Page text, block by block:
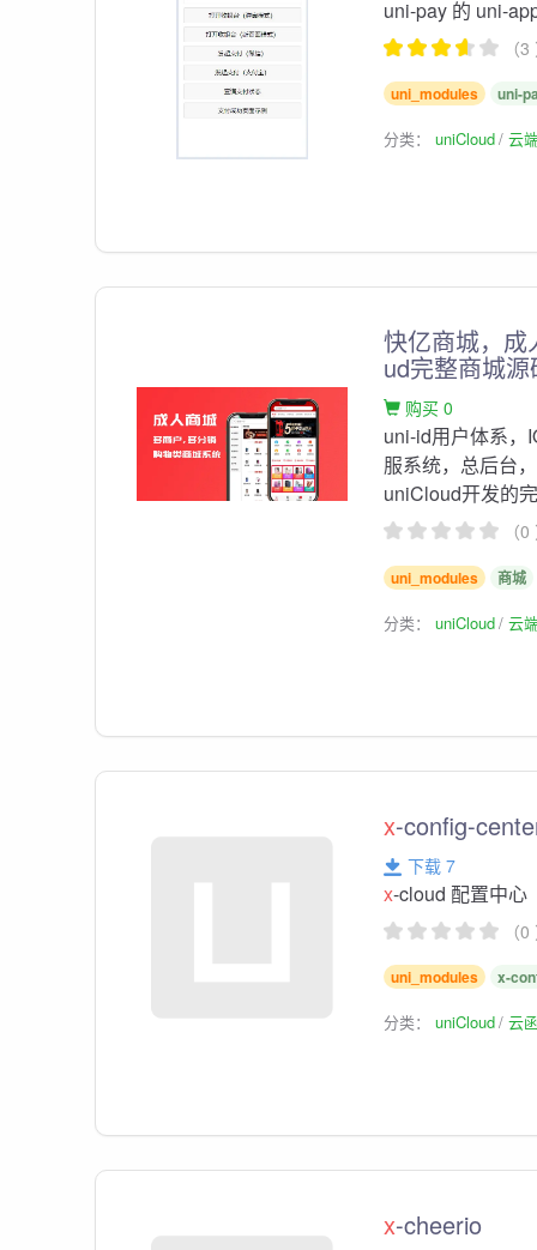
uni-pay 的 uni-
（
uni_modules uni-
分类：uniCloud 云
快亿商城，
ud完整商城源
购买 0
uni-id用户体系，
服系统，总后台
uniCloud开发的
（
uni_modules 商城
分类：uniCloud 云
x-config-
下载 7
x-cloud 配置中心
（
uni_modules x-
分类：uniCloud 云
x-cheerio